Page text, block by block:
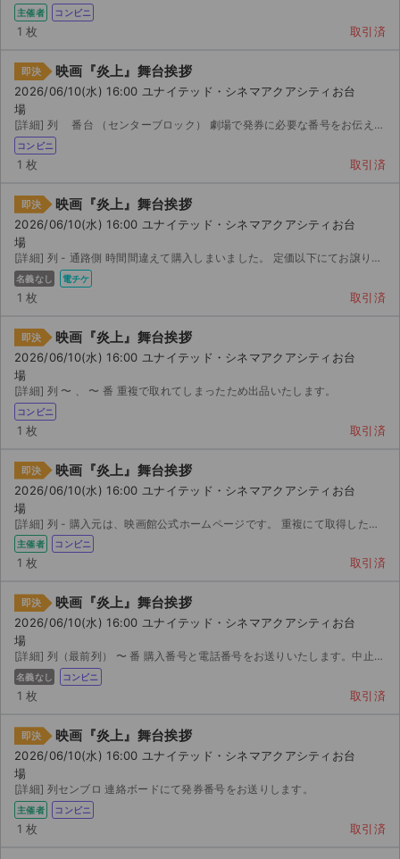
サイト情報
チケットジャム運営会社
チケットジャム利用規約
特定商取引法に基づく表記
公演登録依頼
不正転売禁止法について
チケットジャムの取り組み
音楽情報
主催者 コンビニ
1 枚 取引済
即決 映画『炎上』舞台挨拶
2026/06/10(水) 16:00 ユナイテッド・シネマアクアシティお台
場
[詳細] 列 番台 （センターブロック） 劇場で発券に必要な番号をお伝え致します。
コンビニ
1 枚 取引済
即決 映画『炎上』舞台挨拶
2026/06/10(水) 16:00 ユナイテッド・シネマアクアシティお台
場
[詳細] 列 - 通路側 時間間違えて購入しまいました。 定価以下にてお譲りします。
名義なし 電チケ
1 枚 取引済
即決 映画『炎上』舞台挨拶
2026/06/10(水) 16:00 ユナイテッド・シネマアクアシティお台
場
[詳細] 列 〜 、 〜 番 重複で取れてしまったため出品いたします。
コンビニ
1 枚 取引済
即決 映画『炎上』舞台挨拶
2026/06/10(水) 16:00 ユナイテッド・シネマアクアシティお台
場
[詳細] 列 - 購入元は、映画館公式ホームページです。 重複にて取得したため、お譲り先を探して...
主催者 コンビニ
1 枚 取引済
即決 映画『炎上』舞台挨拶
2026/06/10(水) 16:00 ユナイテッド・シネマアクアシティお台
場
[詳細] 列（最前列） 〜 番 購入番号と電話番号をお送りいたします。中止以外での返金キャンセルは...
名義なし コンビニ
1 枚 取引済
即決 映画『炎上』舞台挨拶
2026/06/10(水) 16:00 ユナイテッド・シネマアクアシティお台
場
[詳細] 列センブロ 連絡ボードにて発券番号をお送りします。
主催者 コンビニ
1 枚 取引済